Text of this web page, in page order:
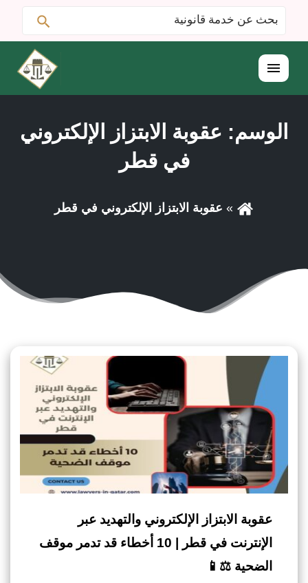
البحث
عن:
القائمة
الوسم: عقوبة الابتزاز الإلكتروني
في قطر
عقوبة الابتزاز الإلكتروني في قطر
عقوبة الابتزاز الإلكتروني والتهديد عبر
الإنترنت في قطر | 10 أخطاء قد تدمر موقف
الضحية ⚖️📱